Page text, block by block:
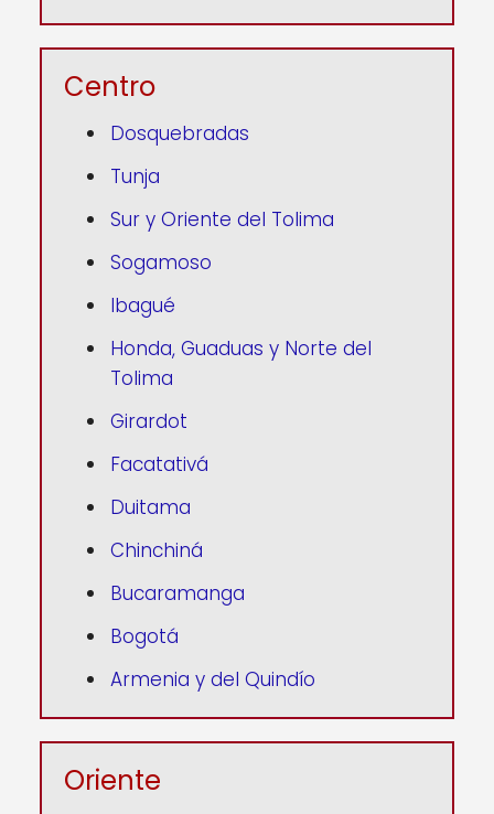
Centro
Dosquebradas
Tunja
Sur y Oriente del Tolima
Sogamoso
Ibagué
Honda, Guaduas y Norte del
Tolima
Girardot
Facatativá
Duitama
Chinchiná
Bucaramanga
Bogotá
Armenia y del Quindío
Oriente